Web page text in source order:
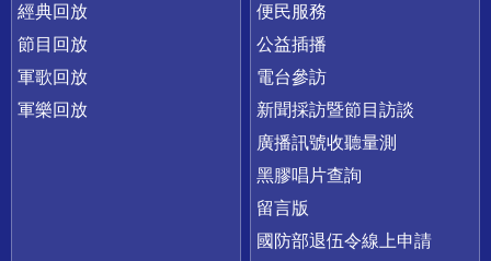
經典回放
節目回放
軍歌回放
軍樂回放
便民服務
公益插播
電台參訪
新聞採訪暨節目訪談
廣播訊號收聽量測
黑膠唱片查詢
留言版
國防部退伍令線上申請